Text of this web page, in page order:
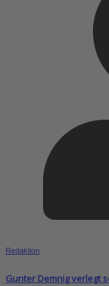
Redaktion
Gunter Demnig verlegt